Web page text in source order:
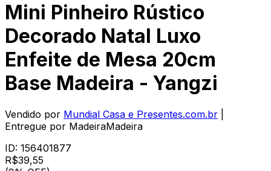
Mini Pinheiro Rústico
Decorado Natal Luxo
Enfeite de Mesa 20cm
Base Madeira - Yangzi
Vendido por Mundial Casa e Presentes.com.br
Entregue por MadeiraMadeira
ID: 156401877
R$39,55